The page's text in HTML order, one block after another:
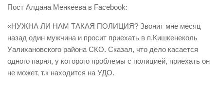
Пост Алдана Менкеева в Facebook:
«НУЖНА ЛИ НАМ ТАКАЯ ПОЛИЦИЯ? Звонит мне месяц
назад один мужчина и просит приехать в п.Кишкенеколь
Уалихановского района СКО. Сказал, что дело касается
одного парня, у которого проблемы с полицией, приехать он
не может, т.к находится на УДО.